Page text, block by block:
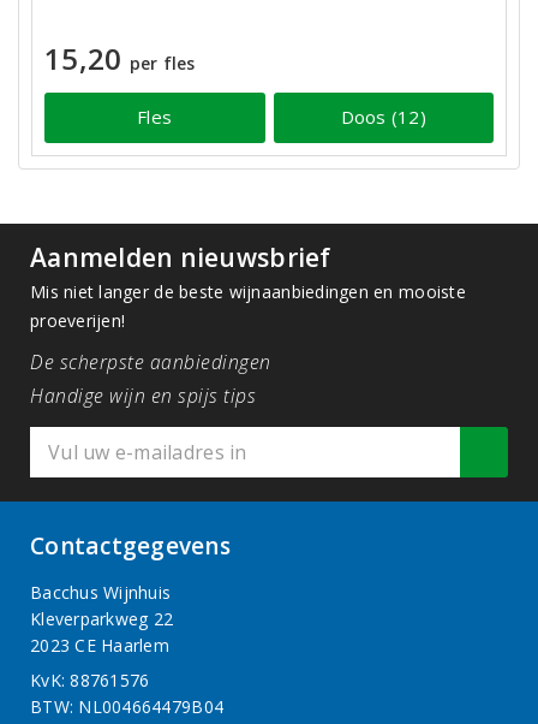
15,20 per fles
Fles Doos (12)
Aanmelden nieuwsbrief
Mis niet langer de beste wijnaanbiedingen en mooiste
proeverijen!
De scherpste aanbiedingen
Handige wijn en spijs tips
Contactgegevens
Bacchus Wijnhuis
Kleverparkweg 22
2023 CE Haarlem
KvK: 88761576
BTW: NL004664479B04